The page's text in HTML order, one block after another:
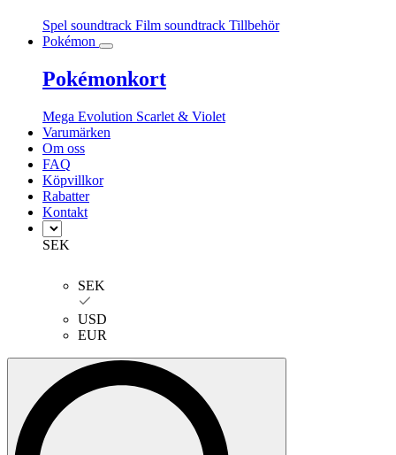
Spel soundtrack Film soundtrack Tillbehör
Pokémon
Pokémonkort
Mega Evolution Scarlet & Violet
Varumärken
Om oss
FAQ
Köpvillkor
Rabatter
Kontakt
SEK
SEK
USD
EUR